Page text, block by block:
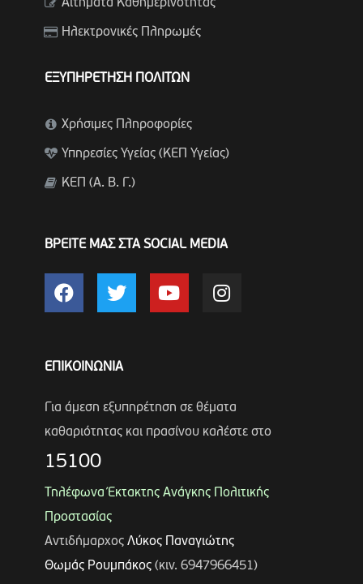
Αιτήματα Καθημερινότητας
Ηλεκτρονικές Πληρωμές
ΕΞΥΠΗΡΕΤΗΣΗ ΠΟΛΙΤΩΝ
Χρήσιμες Πληροφορίες
Υπηρεσίες Υγείας (ΚΕΠ Υγείας)
ΚΕΠ (Α. Β. Γ.)
ΒΡΕΙΤΕ ΜΑΣ ΣΤΑ SOCIAL MEDIA
ΕΠΙΚΟΙΝΩΝΙΑ
Για άμεση εξυπηρέτηση σε θέματα
καθαριότητας και πρασίνου καλέστε στο
15100
Τηλέφωνα Έκτακτης Ανάγκης Πολιτικής
Προστασίας
Αντιδήμαρχος Λύκος Παναγιώτης
Θωμάς Ρουμπάκος(κιν. 6947966451)